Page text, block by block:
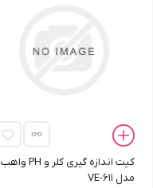
کیت اندازه‌ گیری کلر و PH واهب
مدل VE-611